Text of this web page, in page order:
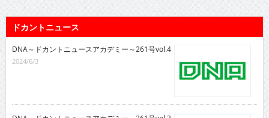
ドカントニュース
DNA～ドカントニュースアカデミー～261号vol.4
2024/6/3